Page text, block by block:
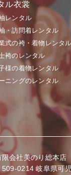
ル衣裳
レンタル
・訪問着レンタル
式の袴・着物レンタル
袴のレンタル
様の着物レンタル
ニングのレンタル
限会社美のり総本店
509-0214 岐阜県可